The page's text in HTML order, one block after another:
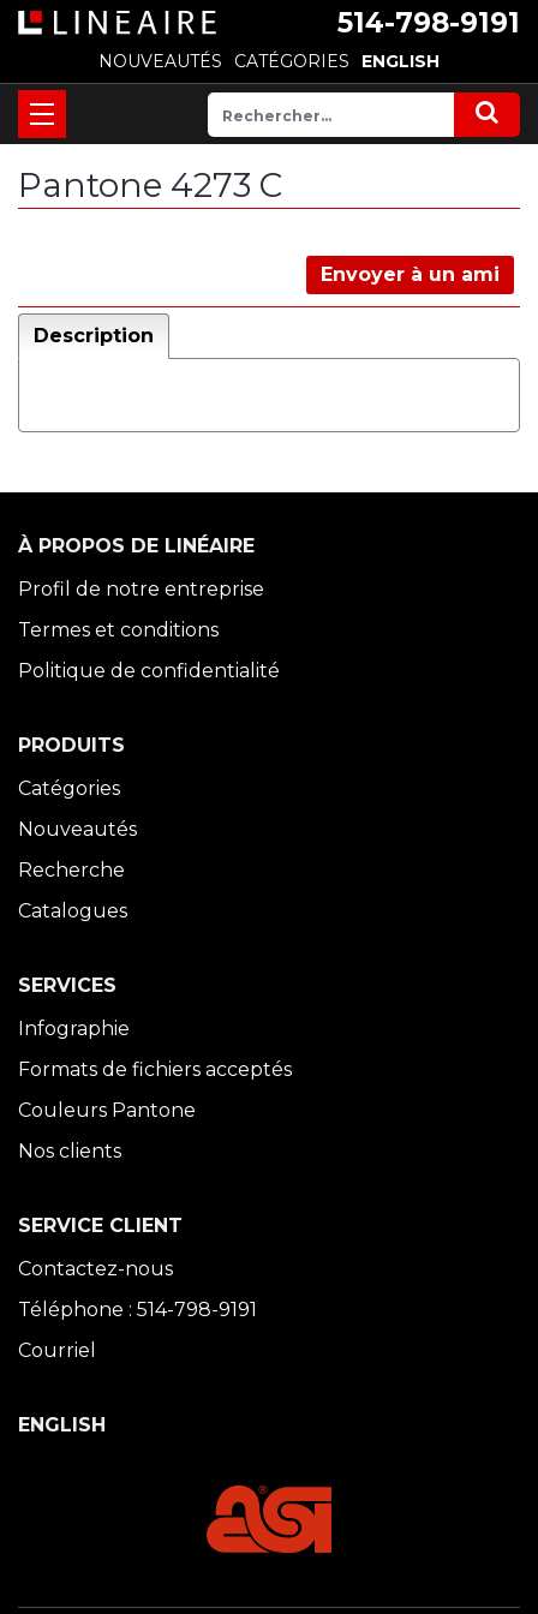
514-798-9191
NOUVEAUTÉS CATÉGORIES ENGLISH
Pantone 4273 C
Envoyer à un ami
Description
À PROPOS DE LINÉAIRE
Profil de notre entreprise
Termes et conditions
Politique de confidentialité
PRODUITS
Catégories
Nouveautés
Recherche
Catalogues
SERVICES
Infographie
Formats de fichiers acceptés
Couleurs Pantone
Nos clients
SERVICE CLIENT
Contactez-nous
Téléphone : 514-798-9191
Courriel
ENGLISH